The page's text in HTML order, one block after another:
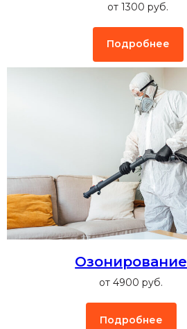
от 1300 руб.
Подробнее
Озонирование
от 4900 руб.
Подробнее